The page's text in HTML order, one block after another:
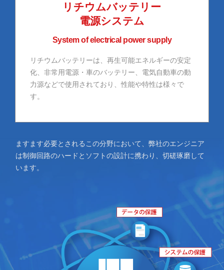
リチウムバッテリー
電源システム
System of electrical power supply
リチウムバッテリーは、再生可能エネルギーの安定
化、非常用電源・車のバッテリー、電気自動車の動
力源などで使用されており、性能や特性は様々で
す。
ますます必要とされるこの分野において、弊社のエンジニア
は制御回路のハードとソフトの設計に携わり、切磋琢磨して
います。